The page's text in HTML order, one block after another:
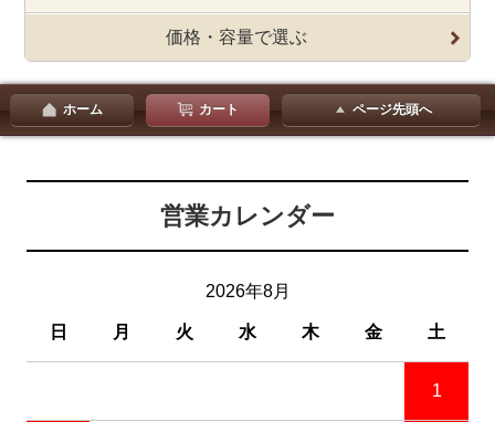
価格・容量で選ぶ
ホーム カート ページ先頭へ
営業カレンダー
2026年8月
日 月 火 水 木 金 土
1